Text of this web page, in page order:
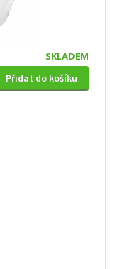
SKLADEM
Přidat do košíku